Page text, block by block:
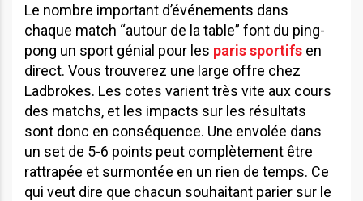
Le nombre important d’événements dans
chaque match “autour de la table” font du ping-
pong un sport génial pour les paris sportifs en
direct. Vous trouverez une large offre chez
Ladbrokes. Les cotes varient très vite aux cours
des matchs, et les impacts sur les résultats
sont donc en conséquence. Une envolée dans
un set de 5-6 points peut complètement être
rattrapée et surmontée en un rien de temps. Ce
qui veut dire que chacun souhaitant parier sur le